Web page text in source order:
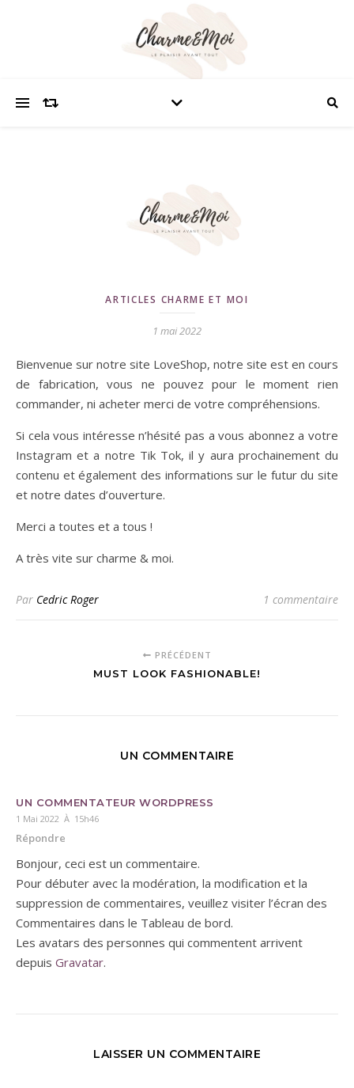
ARTICLES CHARME ET MOI
1 mai 2022
Bienvenue sur notre site LoveShop, notre site est en cours
de fabrication, vous ne pouvez pour le moment rien
commander, ni acheter merci de votre compréhensions.
Si cela vous intéresse n’hésité pas a vous abonnez a votre
Instagram et a notre Tik Tok, il y aura prochainement du
contenu et également des informations sur le futur du site
et notre dates d’ouverture.
Merci a toutes et a tous !
A très vite sur charme & moi.
Par Cedric Roger 1 commentaire
PRÉCÉDENT
MUST LOOK FASHIONABLE!
UN COMMENTAIRE
UN COMMENTATEUR WORDPRESS
1 Mai 2022 À 15h46
Répondre
Bonjour, ceci est un commentaire.
Pour débuter avec la modération, la modification et la
suppression de commentaires, veuillez visiter l’écran des
Commentaires dans le Tableau de bord.
Les avatars des personnes qui commentent arrivent
depuis Gravatar.
LAISSER UN COMMENTAIRE